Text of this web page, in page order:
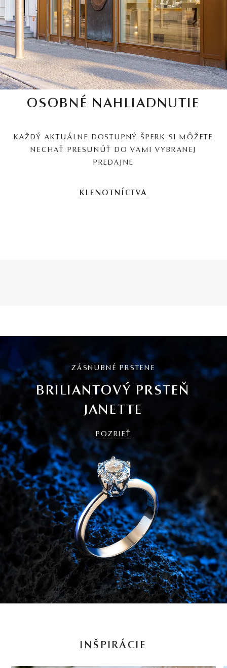
OSOBNÉ NAHLIADNUTIE
KAŽDÝ AKTUÁLNE DOSTUPNÝ ŠPERK SI MÔŽETE
NECHAŤ PRESUNÚŤ DO VAMI VYBRANEJ
PREDAJNE
KLENOTNÍCTVA
ZÁSNUBNÉ PRSTENE
BRILIANTOVÝ PRSTEŇ
JANETTE
POZRIEŤ
INŠPIRÁCIE